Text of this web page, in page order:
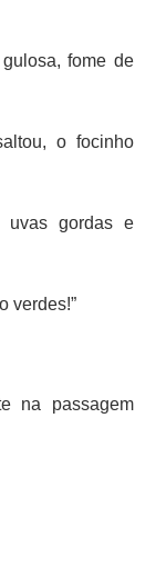
fome de
o focinho
uvas gordas e
verdes!”
na passagem